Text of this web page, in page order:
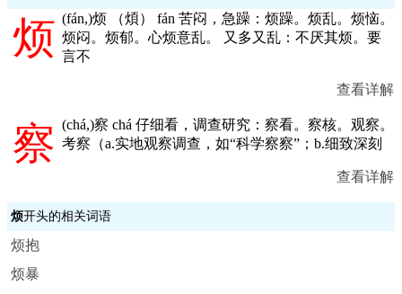
烦 (fán,)烦 （煩） fán 苦闷，急躁：烦躁。烦乱。烦恼。
烦闷。烦郁。心烦意乱。 又多又乱：不厌其烦。要
言不
查看详解
察 (chá,)察 chá 仔细看，调查研究：察看。察核。观察。
考察（a.实地观察调查，如“科学察察”；b.细致深刻
查看详解
烦开头的相关词语
烦抱
烦暴